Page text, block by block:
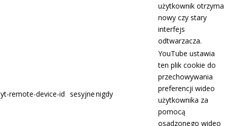
użytkownik otrzyma
nowy czy stary
interfejs
odtwarzacza.
yt-remote-device-id sesyjnenigdy
YouTube ustawia
ten plik cookie do
przechowywania
preferencji wideo
użytkownika za
pomocą
osadzonego wideo